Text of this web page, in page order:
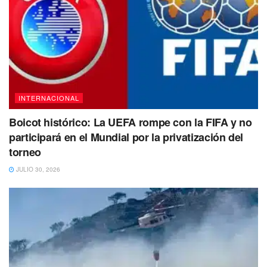
La decisión fue tomada por sorpresa, tanto para Castillo
como para sus seguidores, tienes contemplado la libertad
del expresidente de Perú.
Tags: Delitos Pedro Castillo
INTERNACIONAL
Boicot histórico: La UEFA rompe con la FIFA y no
participará en el Mundial por la privatización del
torneo
JULIO 30, 2026